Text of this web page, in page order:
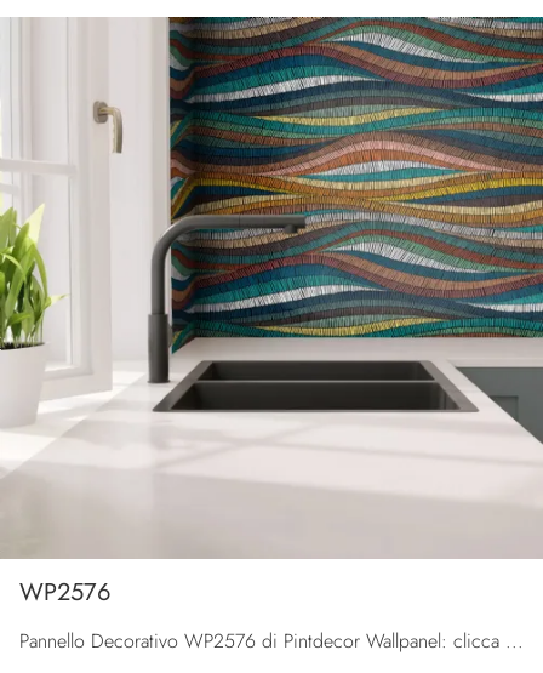
WP2576
Pannello Decorativo WP2576 di Pintdecor Wallpanel: clicca e scopri di più sui Complementi e pannelli decorativi design in metallo del noto e ...